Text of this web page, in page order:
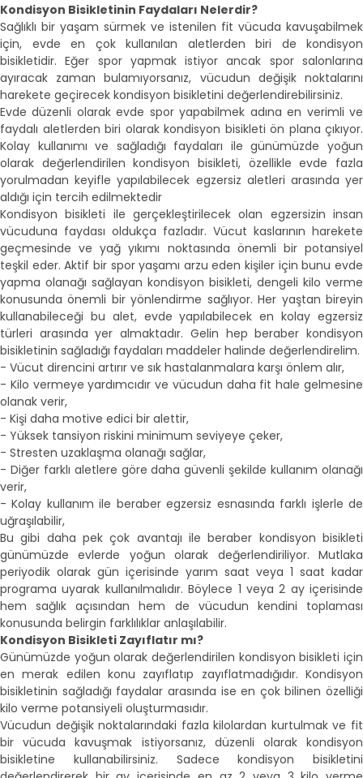
Kondisyon Bisikletinin Faydaları Nelerdir?
Sağlıklı bir yaşam sürmek ve istenilen fit vücuda kavuşabilmek
için, evde en çok kullanılan aletlerden biri de kondisyon
bisikletidir. Eğer spor yapmak istiyor ancak spor salonlarına
ayıracak zaman bulamıyorsanız, vücudun değişik noktalarını
harekete geçirecek kondisyon bisikletini değerlendirebilirsiniz.
Evde düzenli olarak evde spor yapabilmek adına en verimli ve
faydalı aletlerden biri olarak kondisyon bisikleti ön plana çıkıyor.
Kolay kullanımı ve sağladığı faydaları ile günümüzde yoğun
olarak değerlendirilen kondisyon bisikleti, özellikle evde fazla
yorulmadan keyifle yapılabilecek egzersiz aletleri arasında yer
aldığı için tercih edilmektedir
Kondisyon bisikleti ile gerçekleştirilecek olan egzersizin insan
vücuduna faydası oldukça fazladır. Vücut kaslarının harekete
geçmesinde ve yağ yıkımı noktasında önemli bir potansiyel
teşkil eder. Aktif bir spor yaşamı arzu eden kişiler için bunu evde
yapma olanağı sağlayan kondisyon bisikleti, dengeli kilo verme
konusunda önemli bir yönlendirme sağlıyor. Her yaştan bireyin
kullanabileceği bu alet, evde yapılabilecek en kolay egzersiz
türleri arasında yer almaktadır. Gelin hep beraber kondisyon
bisikletinin sağladığı faydaları maddeler halinde değerlendirelim.
- Vücut direncini artırır ve sık hastalanmalara karşı önlem alır,
- Kilo vermeye yardımcıdır ve vücudun daha fit hale gelmesine
olanak verir,
- Kişi daha motive edici bir alettir,
- Yüksek tansiyon riskini minimum seviyeye çeker,
- Stresten uzaklaşma olanağı sağlar,
- Diğer farklı aletlere göre daha güvenli şekilde kullanım olanağı
verir,
- Kolay kullanım ile beraber egzersiz esnasında farklı işlerle de
uğraşılabilir,
Bu gibi daha pek çok avantajı ile beraber kondisyon bisikleti
günümüzde evlerde yoğun olarak değerlendiriliyor. Mutlaka
periyodik olarak gün içerisinde yarım saat veya 1 saat kadar
programa uyarak kullanılmalıdır. Böylece 1 veya 2 ay içerisinde
hem sağlık açısından hem de vücudun kendini toplaması
konusunda belirgin farklılıklar anlaşılabilir.
Kondisyon Bisikleti Zayıflatır mı?
Günümüzde yoğun olarak değerlendirilen kondisyon bisikleti için
en merak edilen konu zayıflatıp zayıflatmadığıdır. Kondisyon
bisikletinin sağladığı faydalar arasında ise en çok bilinen özelliği
kilo verme potansiyeli oluşturmasıdır.
Vücudun değişik noktalarındaki fazla kilolardan kurtulmak ve fit
bir vücuda kavuşmak istiyorsanız, düzenli olarak kondisyon
bisikletine kullanabilirsiniz. Sadece kondisyon bisikletini